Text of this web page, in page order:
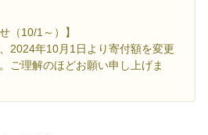
（10/1～）】
2024年10月1日より寄付額を変更
ご理解のほどお願い申し上げま